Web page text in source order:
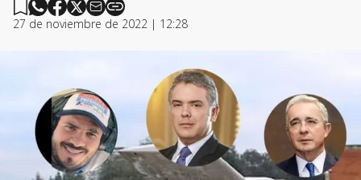
27 de noviembre de 2022 | 12:28